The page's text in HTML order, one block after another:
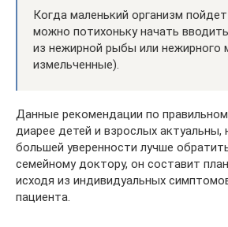
Когда маленький организм пойдет
можно потихоньку начать
из нежирной рыбы или нежирного
измельченные).
Данные рекомендации по
диарее детей и взрослых актуальны,
большей уверенности лучше
семейному доктору, он составит
исходя из индивидуальных
пациента.